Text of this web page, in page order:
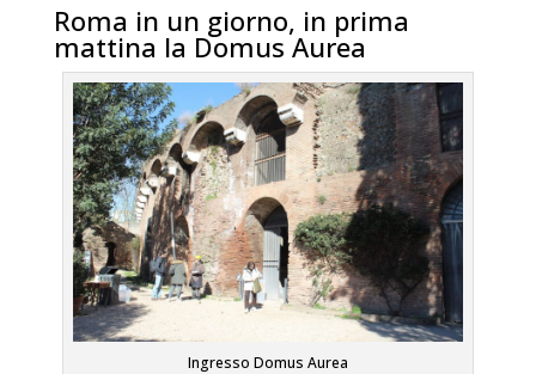
Roma in un giorno, in prima
mattina la Domus Aurea
Ingresso Domus Aurea